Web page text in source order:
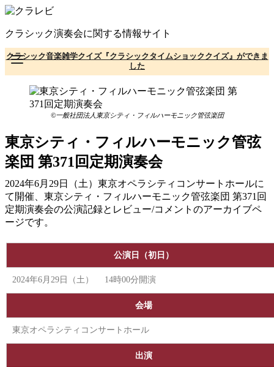
コ
テ
ン
ツ
へ
クラシック演奏会に関する情報サイト
クラシック音楽雑学クイズ『クラシックタイムショッククイズ』ができま
した
©一般社団法人東京シティ・フィルハーモニック管弦楽団
東京シティ・フィルハーモニック管弦
楽団 第371回定期演奏会
2024年6月29日（土）東京オペラシティコンサートホールに
て開催、東京シティ・フィルハーモニック管弦楽団 第371回
定期演奏会の公演記録とレビュー/コメントのアーカイブペ
ージです。
公演日（初日）
2024年6月29日（土） 14時00分開演
会場
東京オペラシティコンサートホール
出演